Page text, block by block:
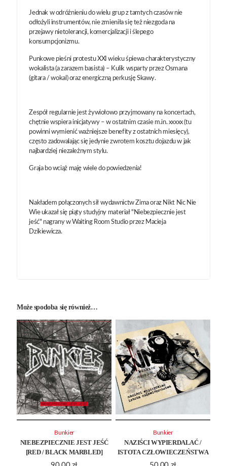
Jednak w odróżnieniu do wielu grup z tamtych czasów nie
odłożyli instrumentów, nie zmieniła się też niezgoda na
przejawy nietolerancji, komercjalizacji i ślepego
konsumpcjonizmu.
Punkowe pieśni protestu XXI wieku śpiewa charakterystyczny
wokalista (a zarazem basista) – Kulik wsparty przez Osmana
(gitara / wokal) oraz energiczną perkusję Skawy.
Zespół regularnie jest żywiołowo przyjmowany na koncertach,
chętnie wspiera inicjatywy – w ostatnim czasie m.in. xxxxx (tu
powinni wymienić ważniejsze benefity z ostatnich miesięcy),
często zadowalając się jedynie zwrotem kosztu dojazdu w jak
najbardziej niezależnym stylu.
Graja bo wciąż maję wiele do powiedzenia!
Nakładem połączonych sił wydawnictw Zima oraz Nikt Nic Nie
Wie ukazał się piąty studyjny materiał "Niebezpiecznie jest
jeść" nagrany w Waiting Room Studio przez Macieja
Dzikiewicza.
Może spodoba się również…
NIEBEZPIECZNIE JEST JEŚĆ
[RED / BLACK MARBLED]
Bunkier
NAZIŚCI WYPIERDALAĆ /
ISTOTA CZŁOWIECZEŃSTWA
Bunkier